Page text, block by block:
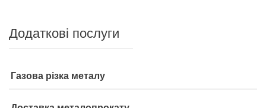
Додаткові послуги
Газова різка металу